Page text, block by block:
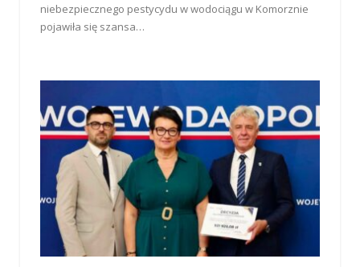
niebezpiecznego pestycydu w wodociągu w Komorznie
pojawiła się szansa…